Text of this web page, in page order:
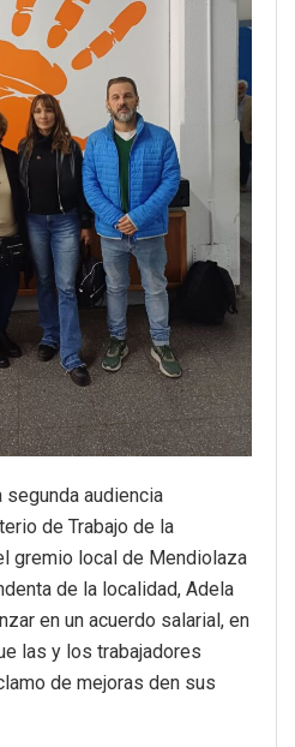
audiencia
de Trabajo de la
gremio local de Mendiolaza
de la localidad, Adela
en un acuerdo salarial, en
las y los trabajadores
de mejoras den sus